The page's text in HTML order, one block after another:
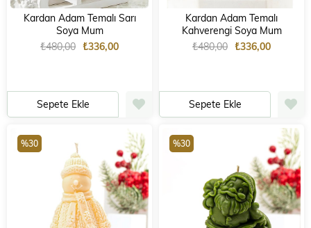
Kardan Adam Temalı Sarı
Soya Mum
₺336,00
₺480,00
Sepete Ekle
Kardan Adam Temalı
Kahverengi Soya Mum
₺336,00
₺480,00
Sepete Ekle
%30 %30